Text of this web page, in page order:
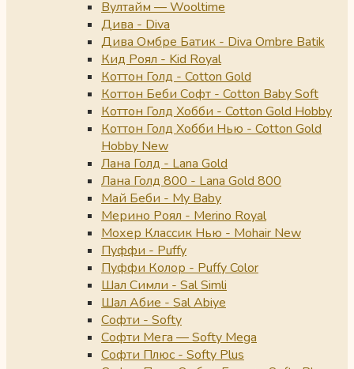
Вултайм — Wooltime
Дива - Diva
Дива Омбре Батик - Diva Ombre Batik
Кид Роял - Kid Royal
Коттон Голд - Cotton Gold
Коттон Беби Софт - Cotton Baby Soft
Коттон Голд Хобби - Cotton Gold Hobby
Коттон Голд Хобби Нью - Cotton Gold
Hobby New
Лана Голд - Lana Gold
Лана Голд 800 - Lana Gold 800
Май Беби - My Baby
Мерино Роял - Merino Royal
Мохер Классик Нью - Mohair New
Пуффи - Puffy
Пуффи Колор - Puffy Color
Шал Симли - Sal Simli
Шал Абие - Sal Abiye
Софти - Softy
Софти Мега — Softy Mega
Софти Плюс - Softy Plus